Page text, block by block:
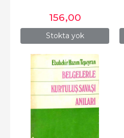
Stokta yok
156,00